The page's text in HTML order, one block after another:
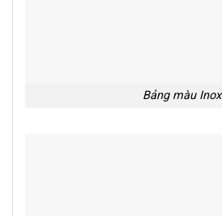
Bảng màu Inox